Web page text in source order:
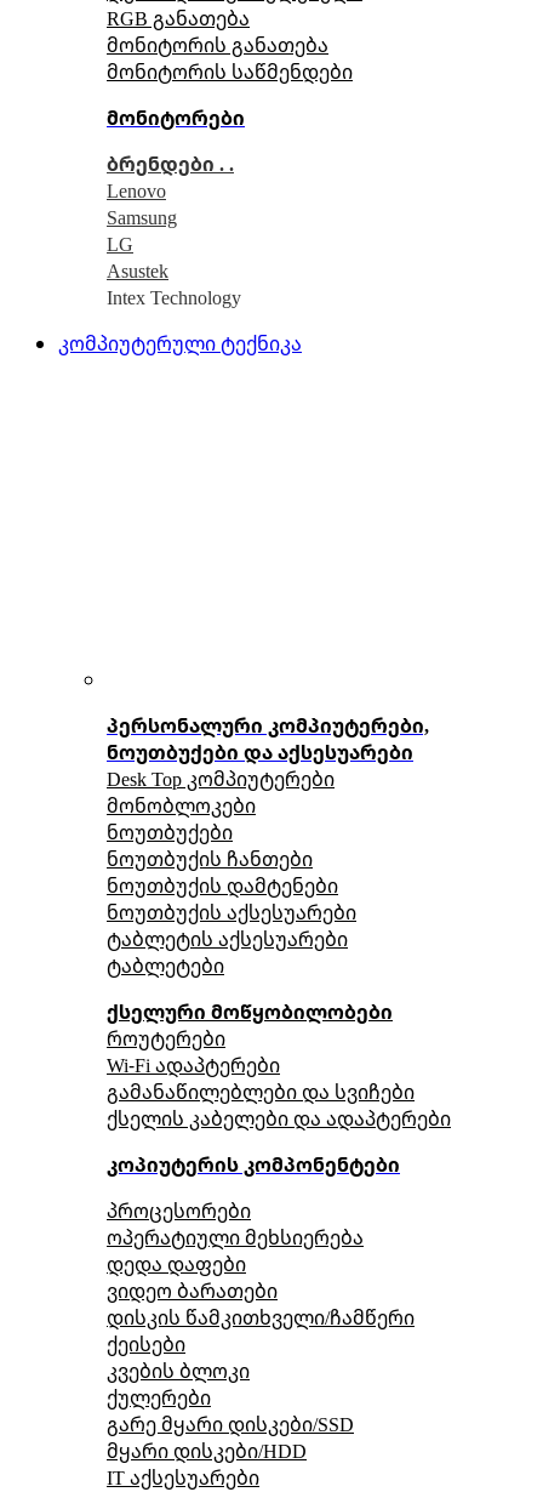
RGB განათება
მონიტორის განათება
მონიტორის საწმენდები
მონიტორები
ბრენდები . .
Lenovo
Samsung
LG
Asustek
Intex Technology
კომპიუტერული ტექნიკა
პერსონალური კომპიუტერები,
ნოუთბუქები და აქსესუარები
Desk Top კომპიუტერები
მონობლოკები
ნოუთბუქები
ნოუთბუქის ჩანთები
ნოუთბუქის დამტენები
ნოუთბუქის აქსესუარები
ტაბლეტის აქსესუარები
ტაბლეტები
ქსელური მოწყობილობები
როუტერები
Wi-Fi ადაპტერები
გამანაწილებლები და სვიჩები
ქსელის კაბელები და ადაპტერები
კოპიუტერის კომპონენტები
პროცესორები
ოპერატიული მეხსიერება
დედა დაფები
ვიდეო ბარათები
დისკის წამკითხველი/ჩამწერი
ქეისები
კვების ბლოკი
ქულერები
გარე მყარი დისკები/SSD
მყარი დისკები/HDD
IT აქსესუარები